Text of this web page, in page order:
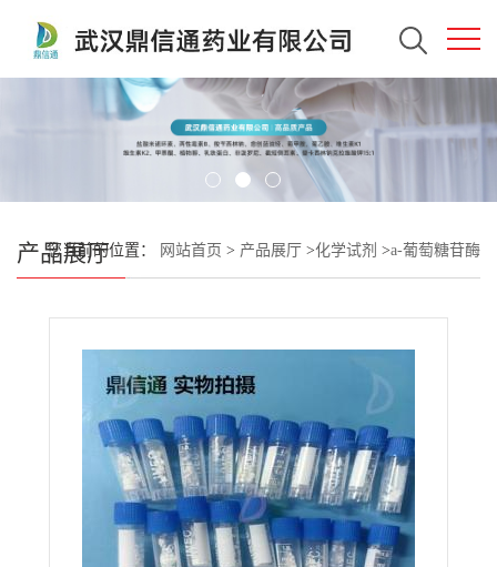
产品展厅
您当前的位置： 网站首页 > 产品展厅 >化学试剂 >a-葡萄糖苷酶